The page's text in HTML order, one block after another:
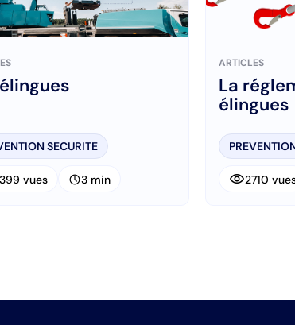
SECURITE
vues schedule3 min
ARTICLES
La
élingues
visibility2710